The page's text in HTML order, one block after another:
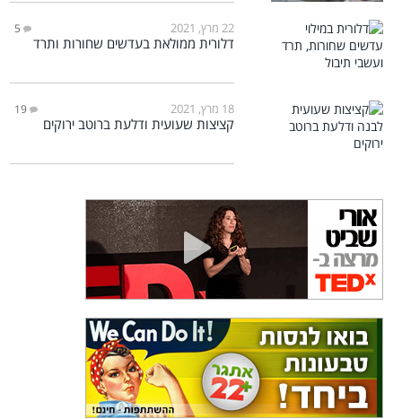
22 מרץ, 2021 5
דלורית ממולאת בעדשים שחורות ותרד
18 מרץ, 2021 19
קציצות שעועית ודלעת ברוטב ירוקים